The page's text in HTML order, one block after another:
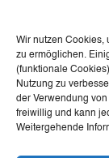
Wir nutzen Cookies,
zu ermöglichen.
(funktionale
Nutzung zu
der Verwendung
freiwillig und kann
Weitergehende